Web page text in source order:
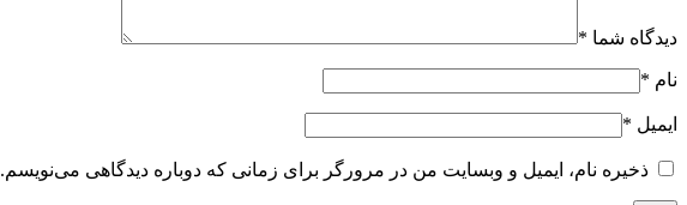
دیدگاه شما *
نام *
ایمیل *
ذخیره نام، ایمیل و وبسایت من در مرورگر برای زمانی که دوباره دیدگاهی می‌نویسم.